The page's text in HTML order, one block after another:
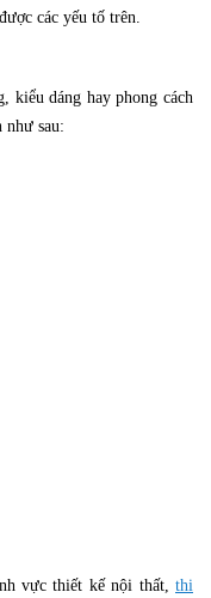
các yếu tố trên.
kiểu dáng hay phong cách
như sau:
vực thiết kế nội thất, thi